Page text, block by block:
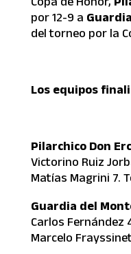
por 12-9 a
del torneo por la
Los equipos
Pilarchico Don
Victorino Ruiz
Matías Magrini 7.
Guardia del
Carlos Fernández
Marcelo